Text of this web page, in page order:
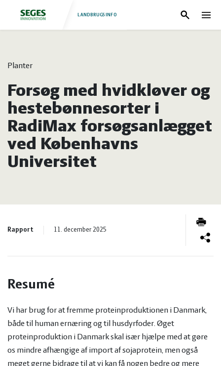
Fjerkræ
Grise
Heste
og
vandmiljø
Planter
Økologi
Økonomi
Heste
Jura
Kvæg
Økonomi
og
ledelse
Øvrige
dyr
LANDBRUGSINFO Søg
Planter
Forsøg med hvidkløver og
hestebønnesorter i
RadiMax forsøgsanlægget
ved Københavns
Universitet
Rapport 11. december 2025
Resumé
Vi har brug for at fremme proteinproduktionen i Danmark,
både til human ernæring og til husdyrfoder. Øget
proteinproduktion i Danmark skal især hjælpe med at gøre
os mindre afhængige af import af sojaprotein, men også
meget gerne bidrage til at vi kan få nogen bedre og mere